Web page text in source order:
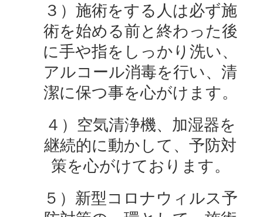
３）施術をする人は必ず施
術を始める前と終わった後
に手や指をしっかり洗い、
アルコール消毒を行い、清
潔に保つ事を心がけます。
４）空気清浄機、加湿器を
継続的に動かして、予防対
策を心がけております。
５）新型コロナウィルス予